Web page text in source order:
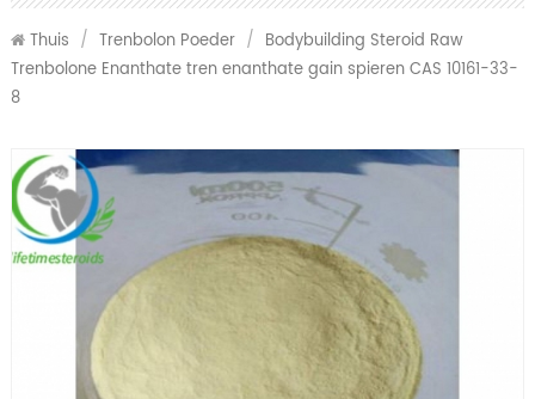
Thuis / Trenbolon Poeder / Bodybuilding Steroid Raw
Trenbolone Enanthate tren enanthate gain spieren CAS 10161-33-
8